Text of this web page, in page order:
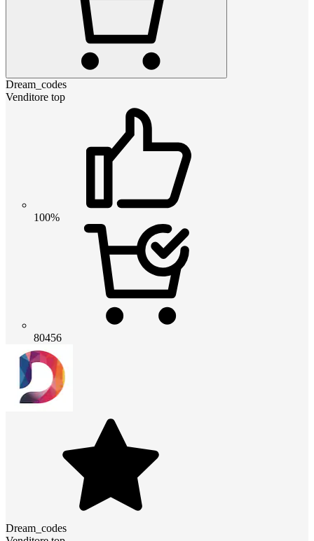
Dream_codes
Venditore top
100%
80456
Dream_codes